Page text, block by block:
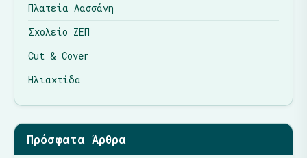
Πλατεία Λασσάνη
Σχολείο ΖΕΠ
Cut & Cover
Ηλιαχτίδα
Πρόσφατα Άρθρα